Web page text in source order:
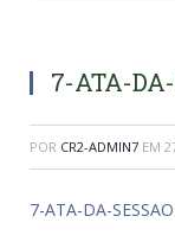
7-ATA-
POR CR2-ADMIN7 EM
7-ATA-DA-SESSAO